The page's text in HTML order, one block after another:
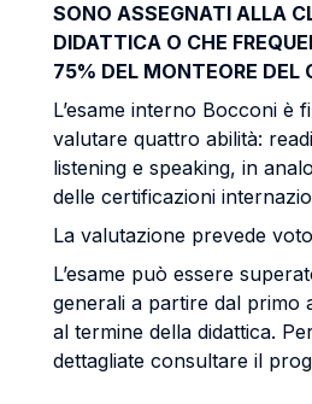
SONO ASSEGNATI ALLA
DIDATTICA O CHE
75% DEL MONTEORE DEL
L’esame interno Bocconi è
valutare quattro abilità:
listening e speaking, in
delle certificazioni
La valutazione prevede
L’esame può essere
generali a partire dal primo
al termine della didattica.
dettagliate consultare il